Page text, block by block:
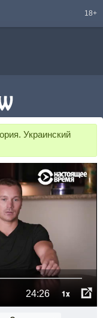
18+
Украинский
24:26 1x